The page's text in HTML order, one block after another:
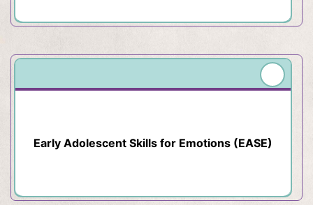
Early Adolescent Skills for Emotions (EASE)